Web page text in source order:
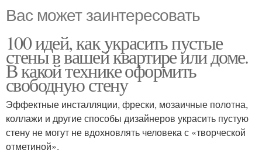
Вас может заинтересовать
100 идей, как украсить пустые
стены в вашей квартире или доме.
В какой технике оформить
свободную стену
Эффектные инсталляции, фрески, мозаичные полотна,
коллажи и другие способы дизайнеров украсить пустую
стену не могут не вдохновлять человека с «творческой
отметиной».